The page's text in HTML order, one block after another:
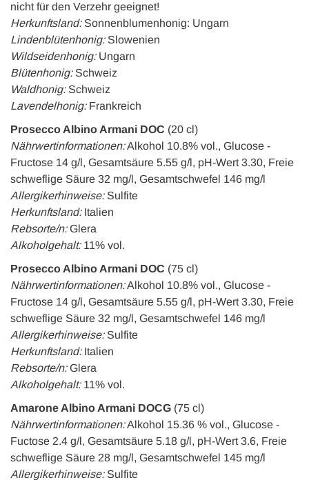
nicht für den Verzehr geeignet!
Herkunftsland: Sonnenblumenhonig: Ungarn
Lindenblütenhonig:Slowenien
Wildseidenhonig:Ungarn
Blütenhonig:Schweiz
Waldhonig:Schweiz
Lavendelhonig: Frankreich
Prosecco Albino Armani DOC (20 cl)
Nährwertinformationen:Alkohol 10.8% vol., Glucose -
Fructose 14 g/l, Gesamtsäure 5.55 g/l, pH-Wert 3.30, Freie
schweflige Säure 32 mg/l, Gesamtschwefel 146 mg/l
Allergikerhinweise:Sulfite
Herkunftsland: Italien
Rebsorte/n:Glera
Alkoholgehalt:11% vol.
Prosecco Albino Armani DOC (75 cl)
Nährwertinformationen:Alkohol 10.8% vol., Glucose -
Fructose 14 g/l, Gesamtsäure 5.55 g/l, pH-Wert 3.30, Freie
schweflige Säure 32 mg/l, Gesamtschwefel 146 mg/l
Allergikerhinweise: Sulfite
Herkunftsland:Italien
Rebsorte/n:Glera
Alkoholgehalt:11% vol.
Amarone Albino Armani DOCG (75 cl)
Nährwertinformationen:Alkohol 15.36 % vol., Glucose -
Fuctose 2.4 g/l, Gesamtsäure 5.18 g/l, pH-Wert 3.6, Freie
schweflige Säure 28 mg/l, Gesamtschwefel 145 mg/l
Allergikerhinweise: Sulfite